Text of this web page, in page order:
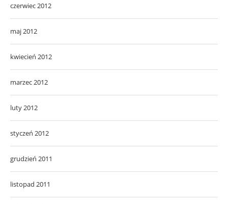
czerwiec 2012
maj 2012
kwiecień 2012
marzec 2012
luty 2012
styczeń 2012
grudzień 2011
listopad 2011